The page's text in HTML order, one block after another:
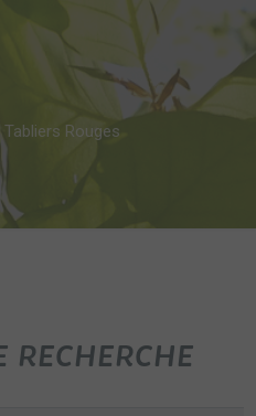
Tabliers Rouges
RECHERCHE